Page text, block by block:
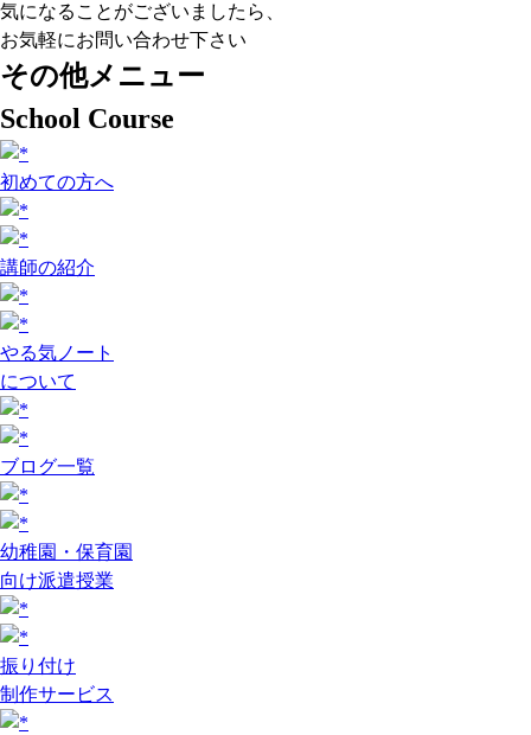
気になることがございましたら、
お気軽にお問い合わせ下さい
その他メニュー
School Course
初めての方へ
講師の紹介
やる気ノート
について
ブログ一覧
幼稚園・保育園
向け派遣授業
振り付け
制作サービス